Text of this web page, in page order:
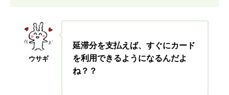
ウサギ
延滞分を支払えば、すぐにカード
を利用できるようになるんだよ
ね？？